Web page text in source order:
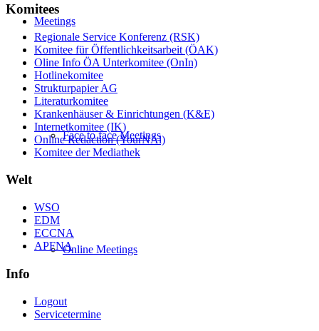
Meetings
Face to face Meetings
Online Meetings
Komitees
Regionale Service Konferenz (RSK)
Komitee für Öffentlichkeitsarbeit (ÖAK)
Oline Info ÖA Unterkomitee (OnIn)
Hotlinekomitee
Strukturpapier AG
Literaturkomitee
Krankenhäuser & Einrichtungen (K&E)
Internetkomitee (IK)
Online Redaction (YourNAl)
Komitee der Mediathek
Welt
WSO
EDM
ECCNA
APFNA
Info
Logout
Servicetermine